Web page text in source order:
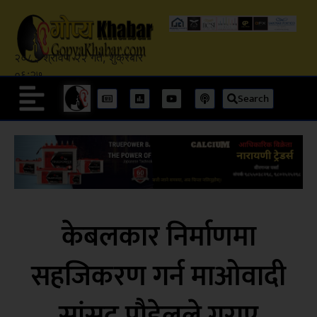
२०८३ श्रावण २२ गते, शुक्रबार
०६:२७
Search
केबलकार निर्माणमा
सहजिकरण गर्न माओवादी